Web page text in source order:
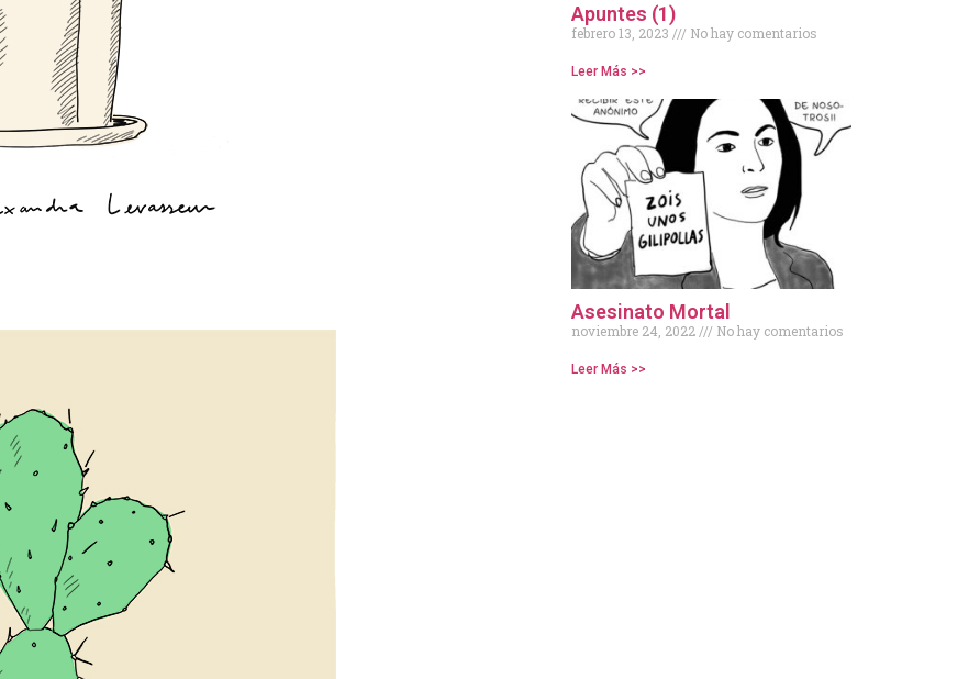
Apuntes (1)
febrero 13, 2023 No hay comentarios
Leer Más >>
Asesinato Mortal
noviembre 24, 2022 No hay comentarios
Leer Más >>